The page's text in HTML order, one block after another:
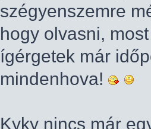
szégyenszemre
hogy olvasni,
ígérgetek már
mindenhova!
Kyky nincs már